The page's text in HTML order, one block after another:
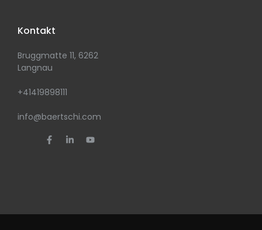
Kontakt
Bruggmatte 11, 6262
Langnau
+41419898111
info@baertschi.com